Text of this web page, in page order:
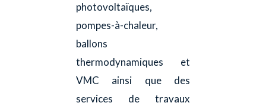
photovoltaïques,
pompes-à-chaleur,
ballons
thermodynamiques et
VMC ainsi que des
services de travaux